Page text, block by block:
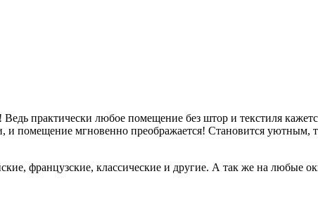
практически любое помещение без штор и текстиля
помещение мгновенно преображается! Становится уютным,
французские, классические и другие. А так же на любые